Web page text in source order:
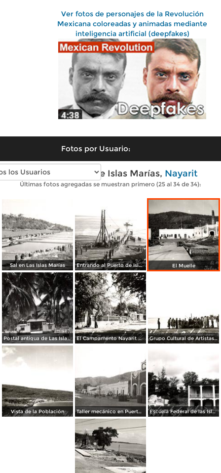
Ver fotos de personajes de la Revolución
Mexicana coloreadas y animadas mediante
inteligencia artificial (deepfakes)
Fotos por Usuario:
Fotos antiguas de Islas Marías, Nayarit
Últimas fotos agregadas se muestran primero (25 al 34 de 34):
Sal en Las Islas Marías Entrando al Puerto de Islas Marías. Oficial Mayor de Gobernación - El Muelle
Postal antigua de Las Islas Marías El Campamento Nayarit de Islas Marías Grupo Cultural de Artistas en Islas Marías
Vista de la Población Taller mecánico en Puerto Balleto Escuela Federal de las Islas Marías